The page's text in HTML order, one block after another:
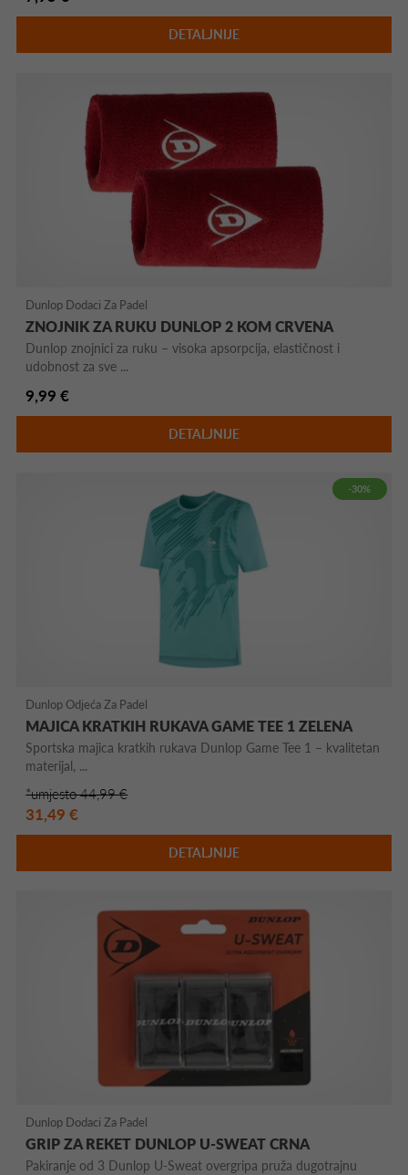
DETALJNIJE
Dunlop Dodaci Za Padel
ZNOJNIK ZA RUKU DUNLOP 2 KOM CRVENA
Dunlop znojnici za ruku – visoka apsorpcija, elastičnost i
udobnost za sve ...
9,99 €
DETALJNIJE
-30%
Dunlop Odjeća Za Padel
MAJICA KRATKIH RUKAVA GAME TEE 1 ZELENA
Sportska majica kratkih rukava Dunlop Game Tee 1 – kvalitetan
materijal, ...
*umjesto 44,99 €
31,49 €
DETALJNIJE
Dunlop Dodaci Za Padel
GRIP ZA REKET DUNLOP U-SWEAT CRNA
Pakiranje od 3 Dunlop U-Sweat overgripa pruža dugotrajnu